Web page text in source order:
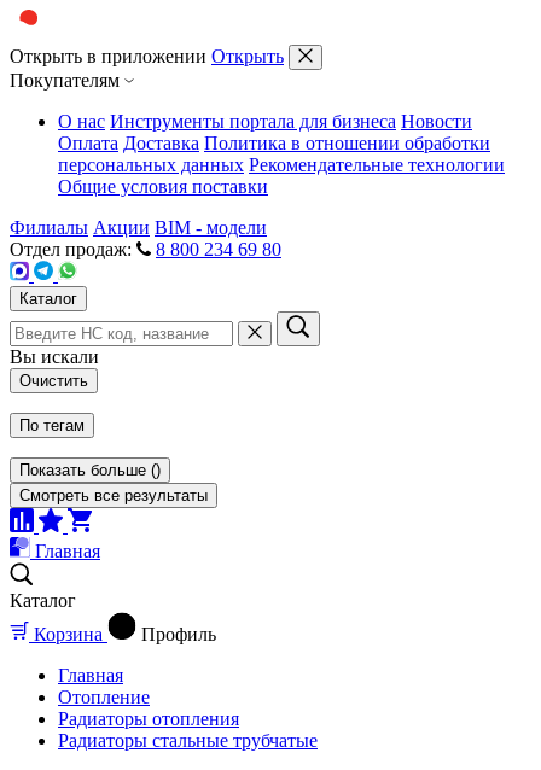
Открыть в приложении Открыть
Покупателям
О нас Инструменты портала для бизнеса Новости
Оплата Доставка Политика в отношении обработки
персональных данных Рекомендательные технологии
Общие условия поставки
Филиалы Акции BIM - модели
Отдел продаж:
8 800 234 69 80
Каталог
Вы искали
Очистить
По тегам
Показать больше ()
Смотреть все результаты
Главная
Каталог
Корзина
Профиль
Главная
Отопление
Радиаторы отопления
Радиаторы стальные трубчатые